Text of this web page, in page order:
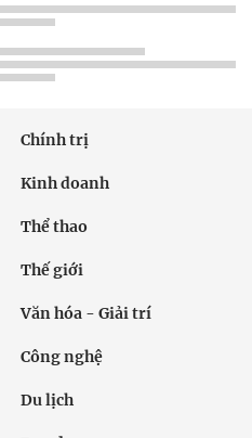
Chính trị
Kinh doanh
Thể thao
Thế giới
Văn hóa - Giải trí
Công nghệ
Du lịch